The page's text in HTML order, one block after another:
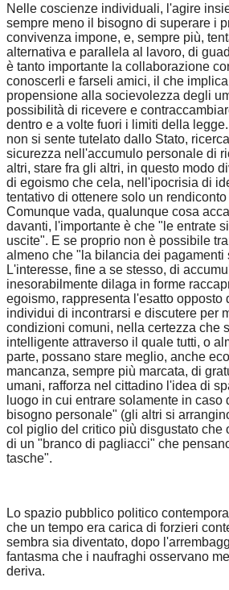
Nelle coscienze individuali, l'agire
sempre meno il bisogno di superare i
convivenza impone, e, sempre più,
alternativa e parallela al lavoro, di
è tanto importante la collaborazione
conoscerli e farseli amici, il che
propensione alla socievolezza degli
possibilità di ricevere e
dentro e a volte fuori i limiti della
non si sente tutelato dallo Stato,
sicurezza nell'accumulo personale di
altri, stare fra gli altri, in questo modo
di egoismo che cela, nell'ipocrisia di
tentativo di ottenere solo un
Comunque vada, qualunque cosa
davanti, l'importante è che "le entrate
uscite". E se proprio non è possibile
almeno che "la bilancia dei pagamenti
L'interesse, fine a se stesso, di
inesorabilmente dilaga in forme
egoismo, rappresenta l'esatto opposto
individui di incontrarsi e discutere per
condizioni comuni, nella certezza che
intelligente attraverso il quale tutti, o
parte, possano stare meglio, anche
mancanza, sempre più marcata, di
umani, rafforza nel cittadino l'idea di
luogo in cui entrare solamente in caso
bisogno personale" (gli altri si
col piglio del critico più disgustato che
di un "branco di pagliacci" che
tasche".
Lo spazio pubblico politico
che un tempo era carica di forzieri
sembra sia diventato, dopo
fantasma che i naufraghi osservano
deriva.